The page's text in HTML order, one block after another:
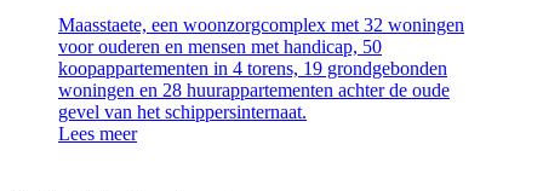
Maasstaete, een woonzorgcomplex met 32 woningen
voor ouderen en mensen met handicap, 50
koopappartementen in 4 torens, 19 grondgebonden
woningen en 28 huurappartementen achter de oude
gevel van het schippersinternaat.
Lees meer